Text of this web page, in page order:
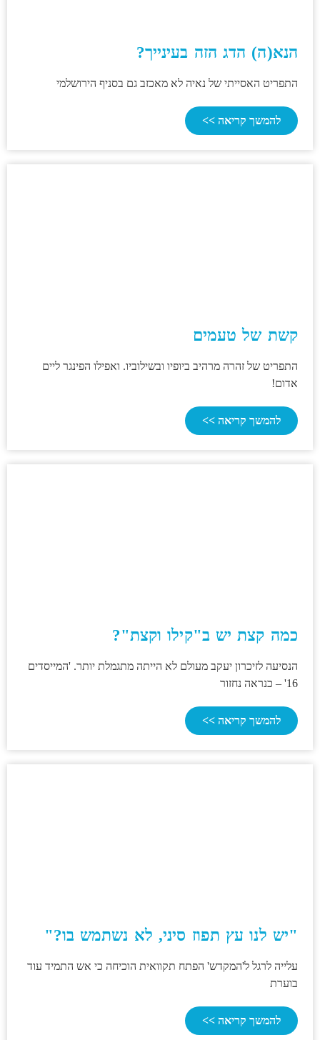
הנא(ה) הדג הזה בעינייך?
התפריט האסייתי של נאיה לא מאכזב גם בסניף הירושלמי
להמשך קריאה >>
קשת של טעמים
התפריט של זהרה מרהיב ביופיו ובשילוביו. ואפילו הפינגר ליים
אדום!
להמשך קריאה >>
כמה קצת יש ב"קילו וקצת"?
הנסיעה לזיכרון יעקב מעולם לא הייתה מתגמלת יותר. 'המייסדים
16' – כנראה נחזור
להמשך קריאה >>
"יש לנו עץ תפוז סיני, לא נשתמש בו?"
עלייה לרגל ל'המקדש' הפתח תקוואית הוכיחה כי אש התמיד עוד
בוערת
להמשך קריאה >>